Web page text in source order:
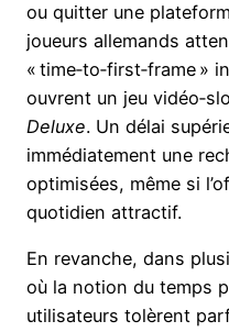
ou quitter une
joueurs allemands
« time‑to‑first‑frame »
ouvrent un jeu
Deluxe. Un délai
immédiatement une
optimisées, même si
quotidien attractif.
En revanche, dans
où la notion du temps
utilisateurs tolèrent